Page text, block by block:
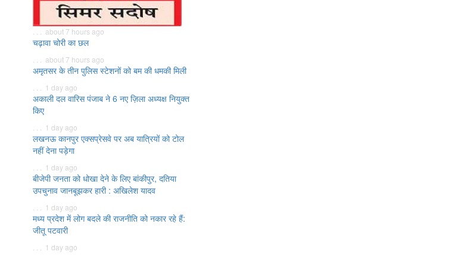
. . . about 7 hours ago
चढ़ावा चोरी का छल
. . . about 7 hours ago
अमृतसर के तीन पुलिस स्टेशनों को बम की धमकी मिली
. . . 1 day ago
अकाली दल वारिस पंजाब ने 6 नए ज़िला अध्यक्ष नियुक्त
किए
. . . 1 day ago
लखनऊ कानपुर एक्सप्रेसवे पर अब यात्रियों को टोल
नहीं देना पड़ेगा
. . . 1 day ago
बीजेपी जनता को धोखा देने के लिए बांकीपुर, दतिया
उपचुनाव जानबूझकर हारी : अखिलेश यादव
. . . 1 day ago
मध्य प्रदेश में लोग बदले की राजनीति को नकार रहे हैं:
जीतू पटवारी
. . . 1 day ago